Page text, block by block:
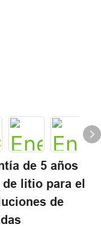
de 5 años
de litio para el
de